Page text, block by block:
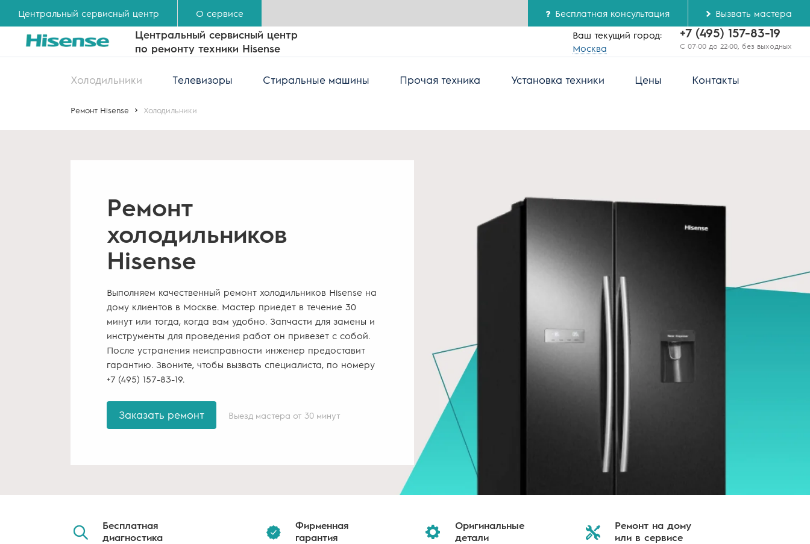
Центральный сервисный центр О сервисе Бесплатная консультация Вызвать мастера
Центральный сервисный центр
по ремонту техники Hisense
Ваш текущий город:
Москва
+7 (495) 157-83-19
С 07:00 до 22:00, без выходных
Холодильники Телевизоры Стиральные машины Прочая техника Установка техники Цены Контакты
Ремонт Hisense Холодильники
Ремонт
холодильников
Hisense
Выполняем качественный ремонт холодильников Hisense на
дому клиентов в Москве. Мастер приедет в течение 30
минут или тогда, когда вам удобно. Запчасти для замены и
инструменты для проведения работ он привезет с собой.
После устранения неисправности инженер предоставит
гарантию. Звоните, чтобы вызвать специалиста, по номеру
+7 (495) 157-83-19.
Заказать ремонт Выезд мастера от 30 минут
Бесплатная
диагностика
Фирменная
гарантия
Оригинальные
детали
Ремонт на дому
или в сервисе